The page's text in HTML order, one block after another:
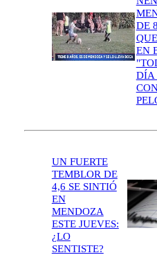
DE
EN
DÍA
UN FUERTE
TEMBLOR DE
4,6 SE SINTIÓ
EN
MENDOZA
ESTE JUEVES:
¿LO
SENTISTE?